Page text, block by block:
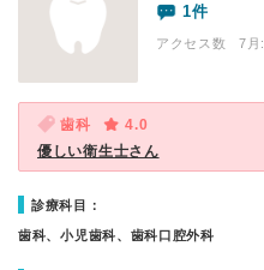
1件
アクセス数 7月:
歯科
4.0
優しい衛生士さん
診療科目：
歯科、小児歯科、歯科口腔外科